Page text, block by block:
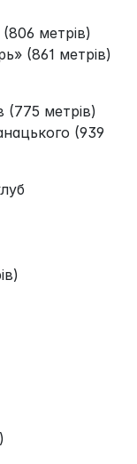
метрів)
(861 метрів)
(775 метрів)
(939